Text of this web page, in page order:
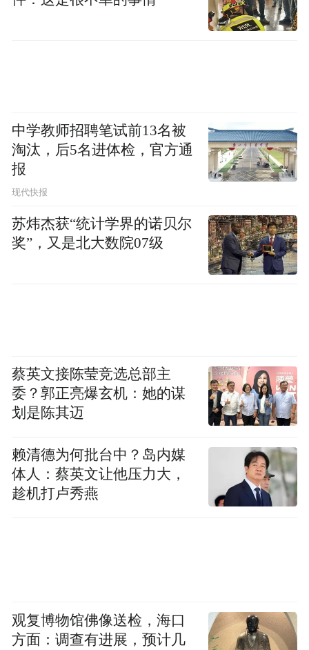
再担任公司副总经理（副总裁），但仍在公
司全资子公司MTI任职；同时，公司新增认
定中国产品助理副总裁范强先生为核心技术
人员。
屹唐股份表示，本次调整不会对公司相关工
作的正常开展和日常经营造成不利影响。
pictures and audios if any) is uploaded and posted
by the user of Dafeng Hao, which is a social media
platform and merely provides information storage
space services.”
中学教师招聘笔试前13名被
淘汰，后5名进体检，官方通
报
现代快报
苏炜杰获“统计学界的诺贝尔
奖”，又是北大数院07级
蔡英文接陈莹竞选总部主
委？郭正亮爆玄机：她的谋
划是陈其迈
赖清德为何批台中？岛内媒
体人：蔡英文让他压力大，
趁机打卢秀燕
观复博物馆佛像送检，海口
方面：调查有进展，预计几